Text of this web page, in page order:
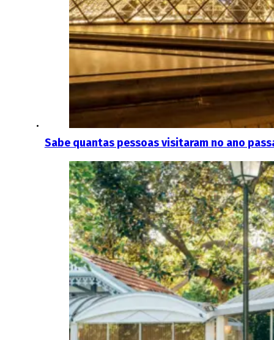
Sabe quantas pessoas visitaram no ano